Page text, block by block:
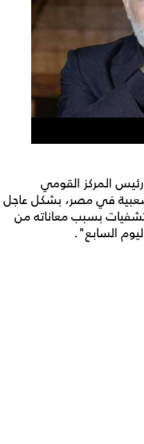
المركز القومي
في مصر، بشكل عاجل
بسبب معاناته من
السابع".